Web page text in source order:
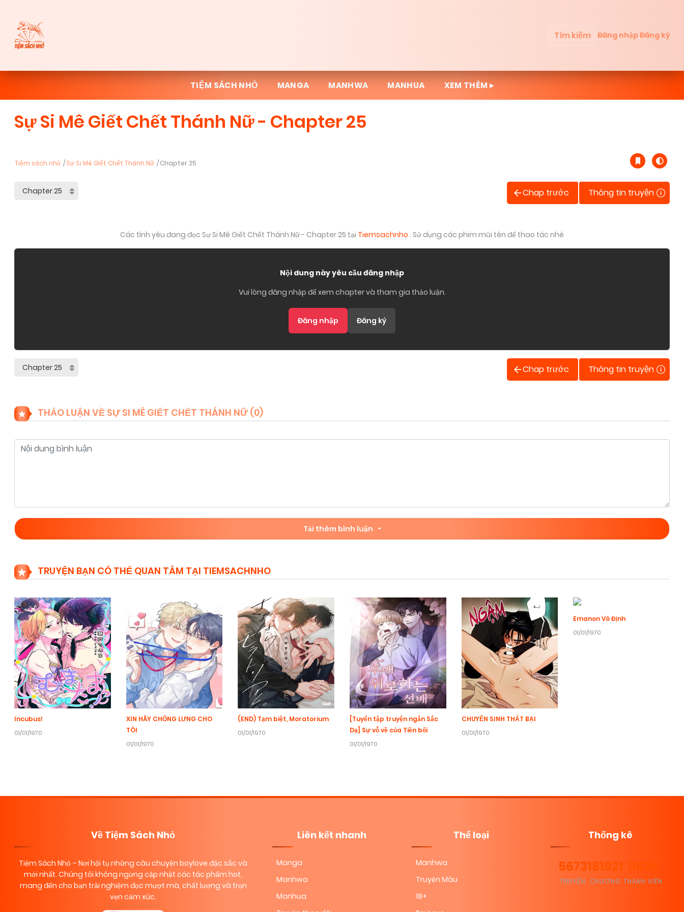
Tìm kiếm Đăng nhậpĐăng ký
TIỆM SÁCH NHỎ MANGA MANHWA MANHUA XEM THÊM ▸
Sự Si Mê Giết Chết Thánh Nữ - Chapter 25
Tiệm sách nhỏ Sự Si Mê Giết Chết Thánh Nữ Chapter 25
Chap trước Thông tin truyện
Các tình yêu đang đọc Sự Si Mê Giết Chết Thánh Nữ - Chapter 25 tại Tiemsachnho . Sử dụng các phim mũi tên để thao tác nhé
Nội dung này yêu cầu đăng nhập
Vui lòng đăng nhập để xem chapter và tham gia thảo luận.
Đăng nhập Đăng ký
Chap trước Thông tin truyện
THẢO LUẬN VỀ SỰ SI MÊ GIẾT CHẾT THÁNH NỮ (0)
Tải thêm bình luận
TRUYỆN BẠN CÓ THỂ QUAN TÂM TẠI TIEMSACHNHO
Incubus!
01/01/1970
XIN HÃY CHỐNG LƯNG CHO
TÔI
01/01/1970
(END) Tạm biệt, Moratorium
01/01/1970
[Tuyển tập truyện ngắn Sắc
Dạ] Sự vỗ về của Tiền bối
01/01/1970
CHUYỂN SINH THẤT BẠI
01/01/1970
Emanon Vô Định
01/01/1970
Về Tiệm Sách Nhỏ
Tiệm Sách Nhỏ – Nơi hội tụ những câu chuyện boylove đặc sắc và
mới nhất. Chúng tôi không ngừng cập nhật các tác phẩm hot,
mang đến cho bạn trải nghiệm đọc mượt mà, chất lượng và trọn
vẹn cảm xúc.
Liên kết nhanh
Manga
Manhwa
Manhua
Thể loại
Manhwa
Truyện Màu
18+
Thống kê
5673
TRUYỆN
181921
CHƯƠNG
11635
THÀNH VIÊN